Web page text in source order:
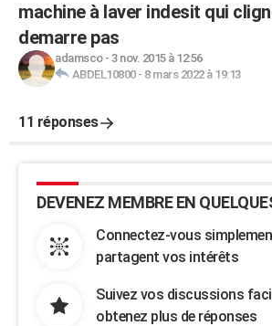
machine à laver indesit qui
demarre pas
adamsco- 3 nov. 2015 à 12:56
ABDEL10800- 8 mars 2022 à 19:13
11 réponses
DEVENEZ MEMBRE EN
Connectez-vous
partagent vos intérêts
Suivez vos discussions
obtenez plus de réponses